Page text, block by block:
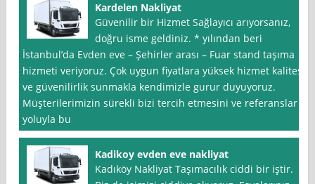
Kardelen Nakliyat
Güvenilir bir Hizmet Sağlayıcı arıyorsanız,
doğru isme geldiniz. * yılından beri
İstanbul’da Evden eve – Şehirler arası – Fuar stand taşıma
hizmeti veriyoruz. Çok uygun fiyatlara yüksek hizmet kalitesi
ve güvenilirlik sunmakla kendimizle gurur duyuyoruz.
Müşterilerimizin sürekli bizi tercih etmesini ve referanslar
yoluyla bu
Kadikoy evden eve nakliyat
Kadıköy Nakliyat Taşımacılık ciddi bir iştir.